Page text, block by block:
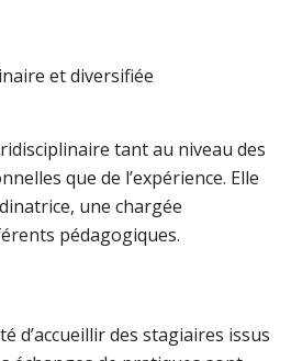
et diversifiée
tant au niveau des
que de l’expérience. Elle
une chargée
pédagogiques.
d’accueillir des stagiaires issus